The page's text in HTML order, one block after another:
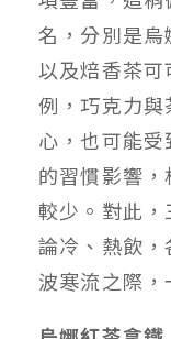
名，分別是烏
以及焙香茶
例，巧克力
心，也可能
的習慣影響
較少。對此
論冷、熱飲
波寒流之際，